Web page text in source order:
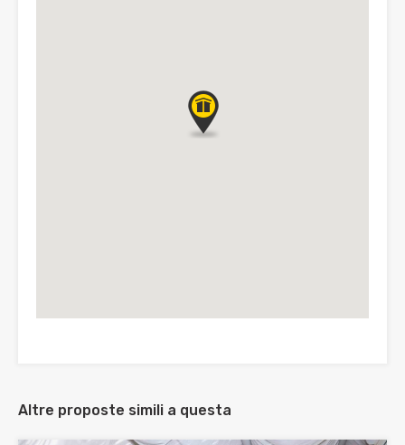
Altre proposte simili a questa